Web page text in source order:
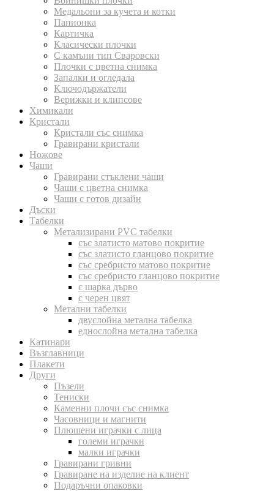
Медальони за кучета и котки
Папионка
Картичка
Класически плочки
С камъни тип Сваровски
Плочки с цветна снимка
Запалки и огледала
Ключодържатели
Верижки и клипсове
Химикали
Кристали
Кристали със снимка
Гравирани кристали
Ножове
Чаши
Гравирани стъклени чаши
Чаши с цветна снимка
Чаши с готов дизайн
Дъски
Табелки
Метализирани PVC табелки
със златисто матово покритие
със златисто гланцово покритие
със сребристо матово покритие
със сребристо гланцово покритие
с шарка дърво
с черен цвят
Метални табелки
двуслойна метална табелка
еднослойна метална табелка
Катинари
Възглавници
Плакети
Други
Пъзели
Тениски
Каменни плочи със снимка
Часовници и магнити
Плюшени играчки с лица
големи играчки
малки играчки
Гравирани гривни
Гравиране на изделие на клиент
Подаръчни опаковки